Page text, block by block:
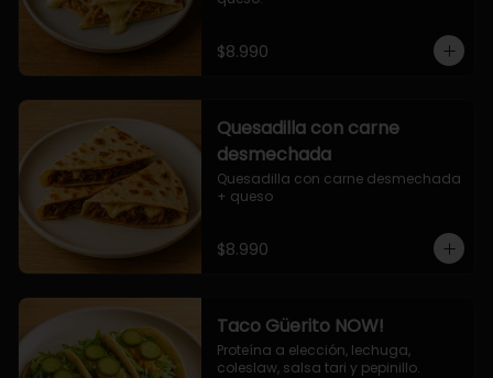
$8.990
Quesadilla con carne
desmechada
Quesadilla con carne desmechada
+ queso
$8.990
Taco Güerito NOW!
Proteína a elección, lechuga,
coleslaw, salsa tari y pepinillo.